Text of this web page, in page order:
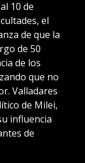
10 de
el
de que la
de 50
de los
que no
Valladares
de Milei,
influencia
de